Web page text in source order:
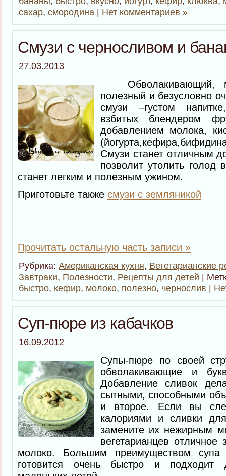
сахар, смородина | Нет комментариев »
Смузи с черносливом и
27.03.2013
Обволакивающий,
полезный и безусловно
смузи –густом
взбитых блендером
добавлением молока,
Смузи станет отличным
позволит утолить голод
станет легким и полезным ужином.
Приготовьте также смузи с земляникой
Прочитать остальную часть записи »
Рубрика: Американская кухня, Вегетарианские
Завтраки, Полезности, Рецепты для детей |
быстро, кефир, молоко, полезно, чернослив |
Суп-пюре из кабачков
16.09.2012
Супы-пюре по своей
обволакивающие и
Добавление сливок
сытными, способными
и второе. Если вы
калориями и сливки
замените их нежирным
вегетарианцев отличное
молоко. Большим преимуществом
готовится очень быстро и подходит